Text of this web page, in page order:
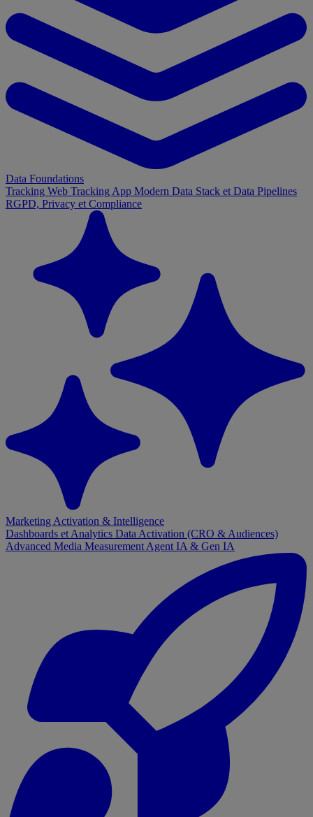
Data Foundations
Tracking Web Tracking App Modern Data Stack et Data Pipelines
RGPD, Privacy et Compliance
Marketing Activation & Intelligence
Dashboards et Analytics Data Activation (CRO & Audiences)
Advanced Media Measurement Agent IA & Gen IA